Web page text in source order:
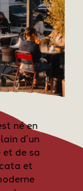
né en
d’un
de sa
et